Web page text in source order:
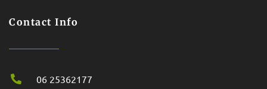
Contact Info
06 25362177